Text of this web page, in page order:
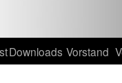
Downloads Vorstand